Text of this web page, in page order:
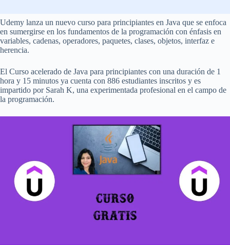
Udemy lanza un nuevo curso para principiantes en Java que se enfoca
en sumergirse en los fundamentos de la programación con énfasis en
variables, cadenas, operadores, paquetes, clases, objetos, interfaz e
herencia.
El Curso acelerado de Java para principiantes con una duración de 1
hora y 15 minutos ya cuenta con 886 estudiantes inscritos y es
impartido por Sarah K, una experimentada profesional en el campo de
la programación.